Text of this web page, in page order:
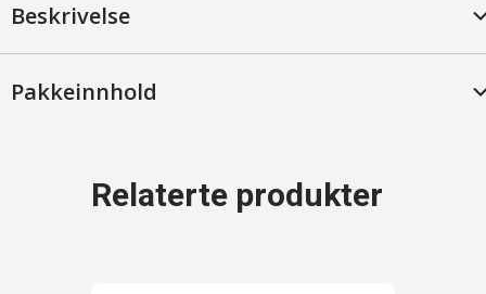
antall
Beskrivelse
Pakkeinnhold
Relaterte produkter